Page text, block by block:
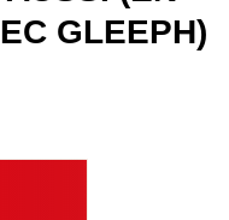
GLEEPH)